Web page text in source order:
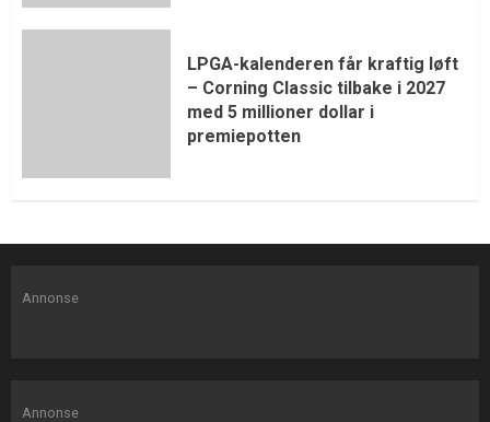
LPGA-kalenderen får kraftig løft
– Corning Classic tilbake i 2027
med 5 millioner dollar i
premiepotten
Annonse
Annonse